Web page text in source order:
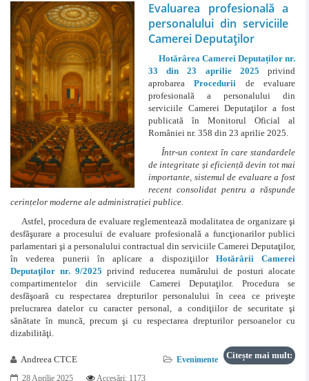
Evaluarea profesională a
personalului din serviciile
Camerei Deputaţilor
Hotărârea Camerei Deputaților nr.
33 din 23 aprilie 2025 privind
aprobareaProcedurii de evaluare
profesională a personalului din
serviciile Camerei Deputaţilor a fost
publicată în Monitorul Oficial al
României nr. 358 din 23 aprilie 2025.
Într-un context în care standardele
de integritate și eficiență devin tot mai
importante, sistemul de evaluare a fost
recent consolidat pentru a răspunde
cerințelor moderne ale administrației publice.
Astfel, procedura de evaluare reglementează modalitatea de organizare şi
desfăşurare a procesului de evaluare profesională a funcţionarilor publici
parlamentari şi a personalului contractual din serviciile Camerei Deputaţilor,
în vederea punerii în aplicare a dispoziţiilor Hotărârii Camerei
Deputaţilor nr. 9/2025 privind reducerea numărului de posturi alocate
compartimentelor din serviciile Camerei Deputaţilor. Procedura se
desfăşoară cu respectarea drepturilor personalului în ceea ce priveşte
prelucrarea datelor cu caracter personal, a condiţiilor de securitate şi
sănătate în muncă, precum şi cu respectarea drepturilor persoanelor cu
dizabilităţi.
Citește mai mult:
Andreea CTCE
Evenimente
28 Aprilie 2025
Accesări: 1173